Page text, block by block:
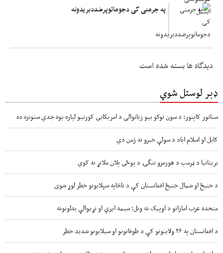
په جرمنی کی دجوماتوپرضددبریدونه
دیدگاه ها بسته شده است
ډېر لوستل شوي
سناتور کاپتور: د سون توکو بیو زیاتوالی د امریکایي کورنیو لپاره یوه جدي ستونزه ده
کابل او اسلام اباد د سولې خبرو ته ژمن دي
بریتانیا د ټرمپ د هورمزو تنگۍ د پوځي پلان ملاتړ نه کوي
د ختیځ او شمال ختیځ افغانستان کې د ناڅاپه سېلابونو خطر لوړ شوی
متحده عرب اماراتو د اوپیک نه وتل؛ سیمه ایزې او نړیوالې بدلونونه
د افغانستان په ۲۶ ولایتونو کې د طوفانونو او سیلابونو شدید خطر